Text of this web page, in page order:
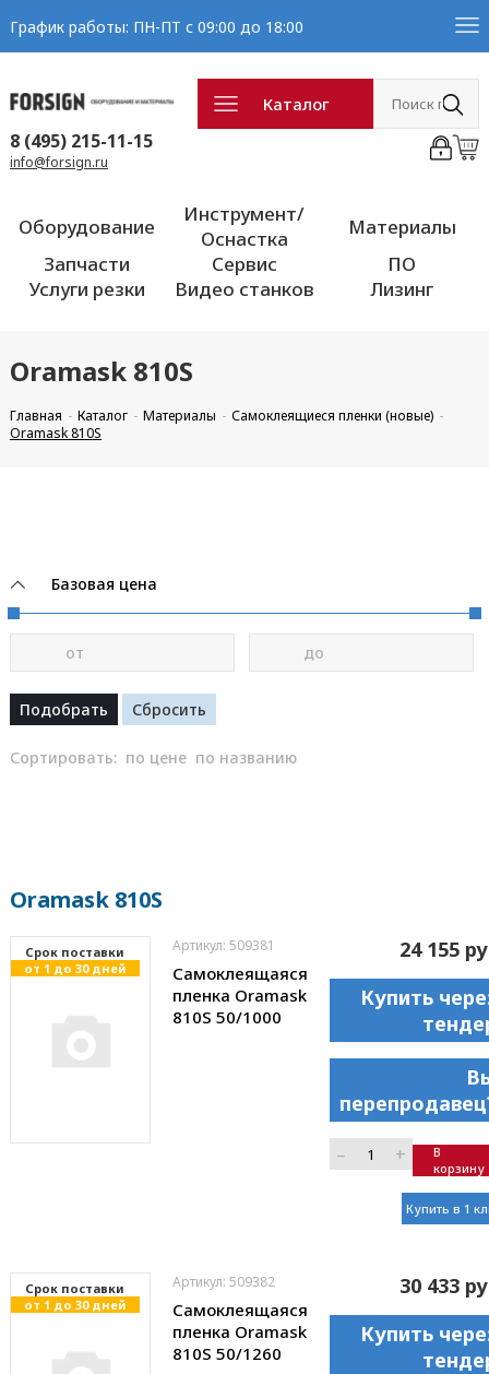
График работы: ПН-ПТ с 09:00 до 18:00
Каталог
8 (495) 215-11-15
info@forsign.ru
Оборудование
Инструмент/
Оснастка
Материалы
Запчасти
Сервис
ПО
Услуги резки
Видео станков Лизинг
Oramask 810S
Главная Каталог Материалы
Самоклеящиеся пленки (новые)
Oramask 810S
Базовая цена
от до
Сортировать: по цене по названию
Oramask 810S
Cрок поставки
от 1 до 30 дней
Артикул: 509381
Самоклеящаяся
пленка Oramask
810S 50/1000
24 155
Купить
– +
В
корзину
Купить в 1
Cрок поставки
от 1 до 30 дней
Артикул: 509382
Самоклеящаяся
пленка Oramask
810S 50/1260
30 433
Купить